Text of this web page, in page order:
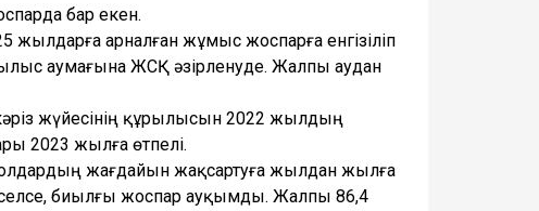
бар екен.
жылдарға арналған жұмыс жоспарға енгізіліп
аумағына ЖСҚ әзірленуде. Жалпы аудан
жүйесінің құрылысын 2022 жылдың
2023 жылға өтпелі.
жағдайын жақсартуға жылдан жылға
биылғы жоспар ауқымды. Жалпы 86,4